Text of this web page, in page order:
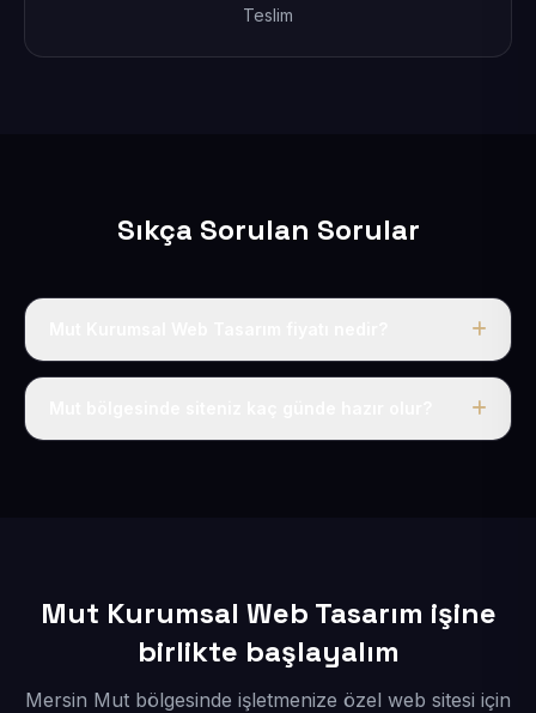
Teslim
Sıkça Sorulan Sorular
Tek fiyat uygulanır: yıllık 50 USD + KDV. Bu bedele alan
Mut Kurumsal Web Tasarım işine
birlikte başlayalım
Mersin Mut bölgesinde işletmenize özel web sitesi için